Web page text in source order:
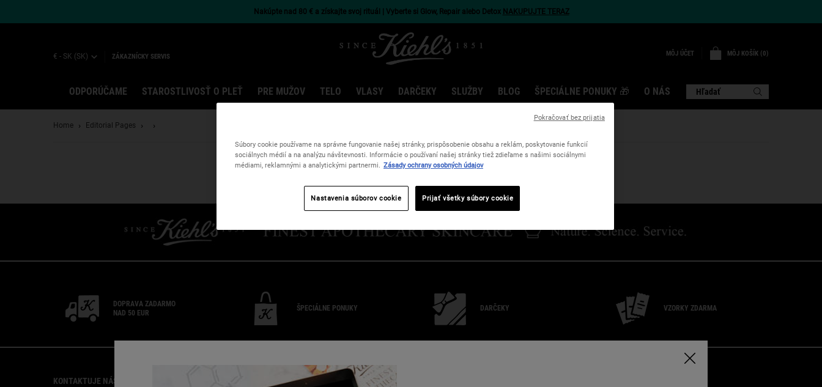
Nakúpte nad 80 € a získajte svoj rituál | Vyberte si Glow, Repair alebo Detox NAKUPUJTE TERAZ
€ - SK (SK) ZÁKAZNÍCKY SERVIS MÔJ ÚČET MÔJ KOŠÍK 0
0 VÝROBOK
ODPORÚČAME STAROSTLIVOSŤ O PLEŤ PRE MUŽOV TELO VLASY DARČEKY SLUŽBY BLOG ŠPECIÁLNE PONUKY 🎁 O NÁS Hľadať
Home
Editorial Pages
DOPRAVA ZADARMO
NAD 50 EUR
ŠPECIÁLNE PONUKY DARČEKY VZORKY ZDARMA
KONTAKTUJE NÁS O KIEHL'S
Súbory cookie používame na správne fungovanie našej stránky, prispôsobenie obsahu a reklám, poskytovanie funkcií
sociálnych médií a na analýzu návštevnosti. Informácie o používaní našej stránky tiež zdieľame s našimi sociálnymi
médiami, reklamnými a analytickými partnermi.
Zásady ochrany osobných údajov
Nastavenia súborov cookie Prijať všetky súbory cookie
Pokračovať bez prijatia